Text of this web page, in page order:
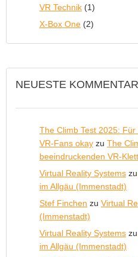
VR Technik (1)
X-Box One (2)
NEUESTE
The Climb Test 2025:
VR-Fans okay zu The
beeindruckenden VR-
Virtual Reality Systems zu
im Allgäu (Immenstadt)
Stef Finchen zu Virtual
(Immenstadt)
Virtual Reality Systems zu
im Allgäu (Immenstadt)